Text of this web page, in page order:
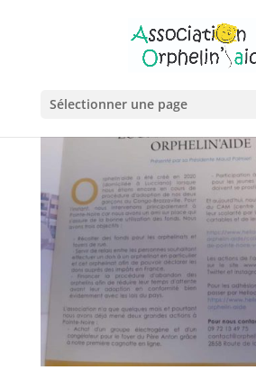
Sélectionner une page